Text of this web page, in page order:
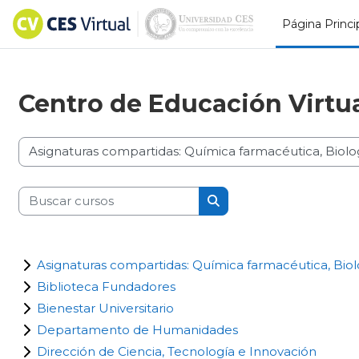
Salta al contenido principal
Página
Centro de Educación
Categorías
Buscar cursos
Buscar cursos
Asignaturas compartidas: Química farmacéutica,
Biblioteca Fundadores
Bienestar Universitario
Departamento de Humanidades
Dirección de Ciencia, Tecnología e Innovación